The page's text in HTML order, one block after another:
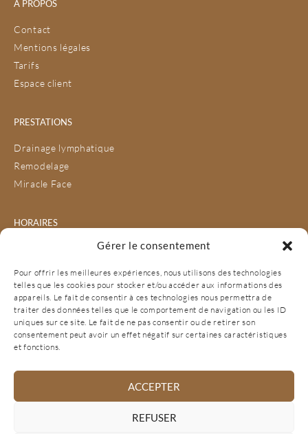
Gérer le consentement
Pour offrir les meilleures expériences, nous utilisons des technologies
telles que les cookies pour stocker et/ou accéder aux informations des
appareils. Le fait de consentir à ces technologies nous permettra de
traiter des données telles que le comportement de navigation ou les ID
uniques sur ce site. Le fait de ne pas consentir ou de retirer son
consentement peut avoir un effet négatif sur certaines caractéristiques
et fonctions.
ACCEPTER
REFUSER
À PROPOS
Contact
Mentions légales
Tarifs
Espace client
PRESTATIONS
Drainage lymphatique
Remodelage
Miracle Face
HORAIRES
09:00 - 19:00
Mercredi
09:00 - 12:00
Jeudi
09:00 - 19:00
Vendredi
09:00 - 20:30
Samedi
10:00 - 13:00
Dimanche
Fermé
PRENDRE RENDEZ-VOUS